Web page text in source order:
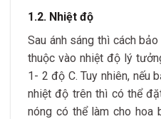
1.2. Nhiệt độ
Sau ánh sáng thì cách
thuộc vào nhiệt độ lý
1- 2 độ C. Tuy nhiên, nếu
nhiệt độ trên thì có thể
nóng có thể làm cho hoa